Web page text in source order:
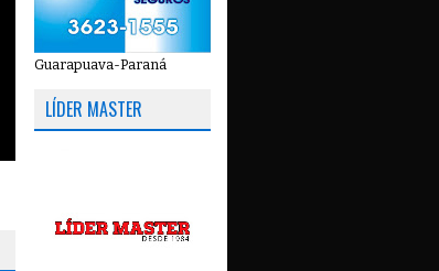
Guarapuava-Paraná
LÍDER MASTER